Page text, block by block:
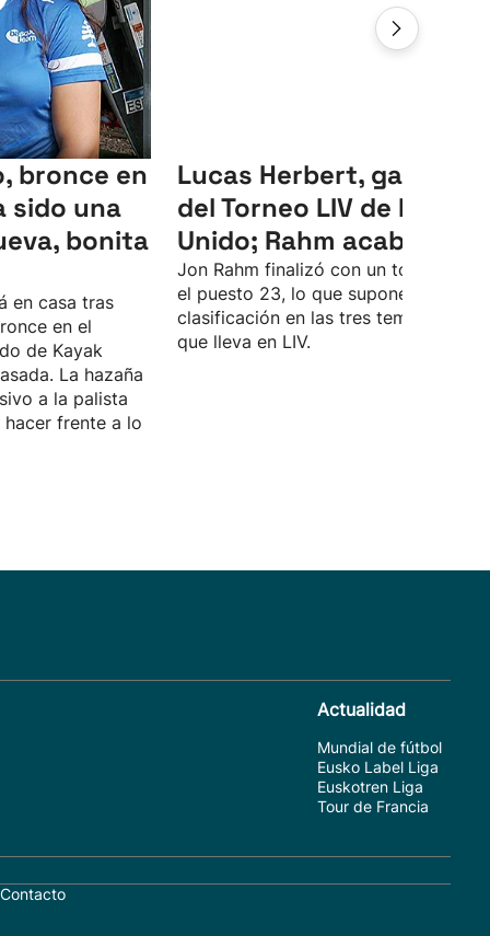
bronce en
sido una
bonita
en casa tras
en el
de Kayak
La hazaña
a la palista
hacer frente a lo
Lucas Herbert, ganador
del Torneo LIV de Reino
Unido; Rahm acaba 23º
Jon Rahm finalizó con un total de -4
el puesto 23, lo que supone su peor
clasificación en las tres temporadas
que lleva en LIV.
Actualidad
Mundial de fútbol
Eusko Label Liga
Euskotren Liga
Tour de Francia
Contacto